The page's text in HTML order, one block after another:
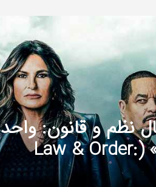
سریال نظم و قانون: واحد
قربانیان ویژه» (Law & Order: